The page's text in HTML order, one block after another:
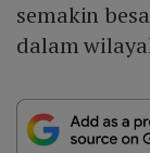
semakin
dalam